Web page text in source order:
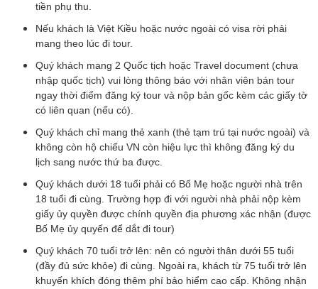
tiền phụ thu.
Nếu khách là Việt Kiều hoặc nước ngoài có visa rời phải
mang theo lúc đi tour.
Quý khách mang 2 Quốc tịch hoặc Travel document (chưa
nhập quốc tịch) vui lòng thông báo với nhân viên bán tour
ngay thời điểm đăng ký tour và nộp bản gốc kèm các giấy tờ
có liên quan (nếu có).
Quý khách chỉ mang thẻ xanh (thẻ tạm trú tại nước ngoài) và
không còn hộ chiếu VN còn hiệu lực thì không đăng ký du
lịch sang nước thứ ba được.
Quý khách dưới 18 tuổi phải có Bố Mẹ hoặc người nhà trên
18 tuổi đi cùng. Trường hợp đi với người nhà phải nộp kèm
giấy ủy quyền được chính quyền địa phương xác nhận (được
Bố Mẹ ủy quyến để dắt đi tour)
Quý khách 70 tuổi trở lên: nên có người thân dưới 55 tuổi
(đầy đủ sức khỏe) đi cùng. Ngoài ra, khách từ 75 tuổi trở lên
khuyến khích đóng thêm phí bảo hiểm cao cấp. Không nhận